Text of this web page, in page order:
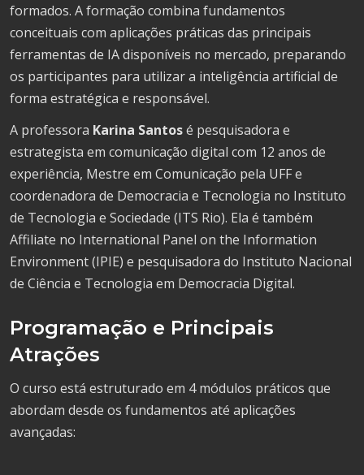
formados. A formação combina fundamentos
conceituais com aplicações práticas das principais
ferramentas de IA disponíveis no mercado, preparando
os participantes para utilizar a inteligência artificial de
forma estratégica e responsável.
A professora Karina Santosé pesquisadora e
estrategista em comunicação digital com 12 anos de
experiência, Mestre em Comunicação pela UFF e
coordenadora de Democracia e Tecnologia no Instituto
de Tecnologia e Sociedade (ITS Rio). Ela é também
Affiliate no International Panel on the Information
Environment (IPIE) e pesquisadora do Instituto Nacional
de Ciência e Tecnologia em Democracia Digital.
Programação e Principais
Atrações
O curso está estruturado em 4 módulos práticos que
abordam desde os fundamentos até aplicações
avançadas: